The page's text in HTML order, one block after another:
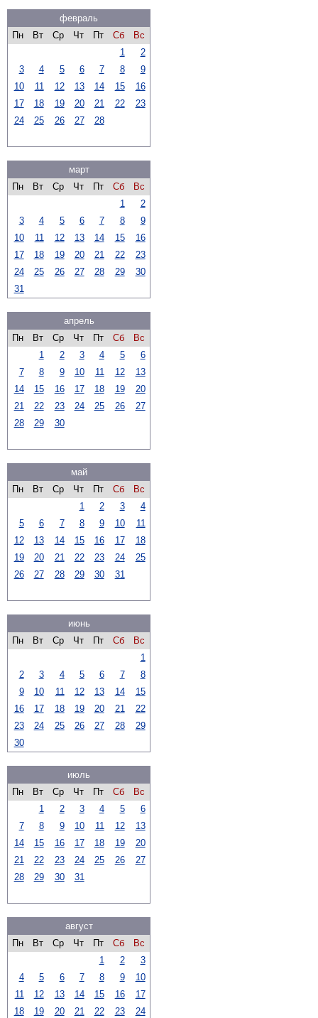
февраль
Пн
Вт Ср Чт Пт Сб
Вс
1
2
3
4 5 6 7 8
9
10
11 12 13 14 15
16
17
18 19 20 21 22
23
24
25 26 27 28
март
Пн
Вт Ср Чт Пт Сб
Вс
1
2
3
4 5 6 7 8
9
10
11 12 13 14 15
16
17
18 19 20 21 22
23
24
25 26 27 28 29
30
31
апрель
Пн
Вт Ср Чт Пт Сб
Вс
1
2 3 4 5
6
7
8 9 10 11 12
13
14
15 16 17 18 19
20
21
22 23 24 25 26
27
28
29 30
май
Пн
Вт Ср Чт Пт Сб
Вс
1
2 3
4
5
6 7 8 9 10
11
12
13 14 15 16 17
18
19
20 21 22 23 24
25
26
27 28 29 30 31
июнь
Пн
Вт Ср Чт Пт Сб
Вс
1
2
3 4 5 6 7
8
9
10 11 12 13 14
15
16
17 18 19 20 21
22
23
24 25 26 27 28
29
30
июль
Пн
Вт Ср Чт Пт Сб
Вс
1
2 3 4 5
6
7
8 9 10 11 12
13
14
15 16 17 18 19
20
21
22 23 24 25 26
27
28
29 30 31
август
Пн
Вт Ср Чт Пт Сб
Вс
1
2
3
4
5 6 7 8 9
10
11
12 13 14 15 16
17
18
19 20 21 22 23
24